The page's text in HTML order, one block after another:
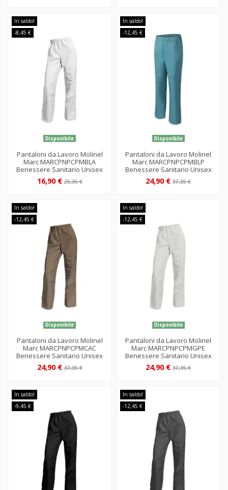
In saldo!
-8,45 €
Disponibile
Pantaloni da Lavoro Molinel
Marc MARCPNPCPMBLA
Benessere Sanitario Unisex
16,90 €25,35 €
In saldo!
-12,45 €
Disponibile
Pantaloni da Lavoro Molinel
Marc MARCPNPCPMBLP
Benessere Sanitario Unisex
24,90 €37,35 €
In saldo!
-12,45 €
Disponibile
Pantaloni da Lavoro Molinel
Marc MARCPNPCPMCAC
Benessere Sanitario Unisex
24,90 €37,35 €
In saldo!
-12,45 €
Disponibile
Pantaloni da Lavoro Molinel
Marc MARCPNPCPMGPE
Benessere Sanitario Unisex
24,90 €37,35 €
In saldo!
-9,45 €
In saldo!
-12,45 €